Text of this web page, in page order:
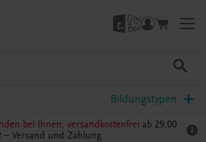
Bildungstypen
bei Ihnen, versandkostenfrei ab 29,00
– Versand und Zahlung